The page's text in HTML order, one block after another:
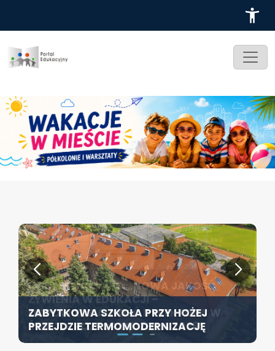
ZABYTKOWA SZKOŁA PRZY HOŻEJ
PRZEJDZIE TERMOMODERNIZACJĘ
KONFERENCJA PT. „NOWA JAKOŚĆ
ŻYWIENIA W EDUKACJI –
ODPOWIEDZIALNOŚĆ DYREKTORA W
ŚWIETLE ROZPORZĄDZENIA 2026”
SZCZECIN ROZWIJA EDUKACJĘ
WŁĄCZAJĄCĄ - NOWE
SPECJALISTYCZNE CENTRUM
ROZPOCZYNA DZIAŁALNOŚĆ